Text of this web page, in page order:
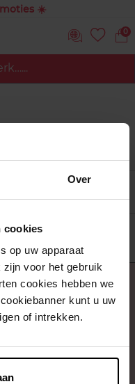
Over
cookies
op uw apparaat
voor het gebruik
cookies hebben we
kunt u uw
of intrekken.
☀️
0